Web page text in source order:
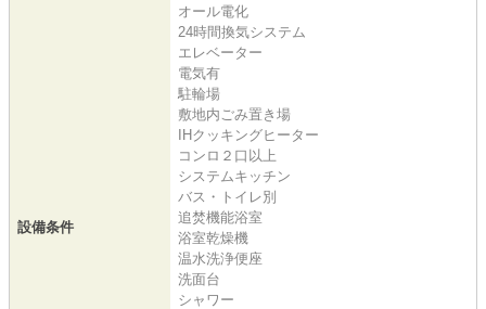
設備条件
オール電化
24時間換気システム
エレベーター
電気有
駐輪場
敷地内ごみ置き場
IHクッキングヒーター
コンロ２口以上
システムキッチン
バス・トイレ別
追焚機能浴室
浴室乾燥機
温水洗浄便座
洗面台
シャワー